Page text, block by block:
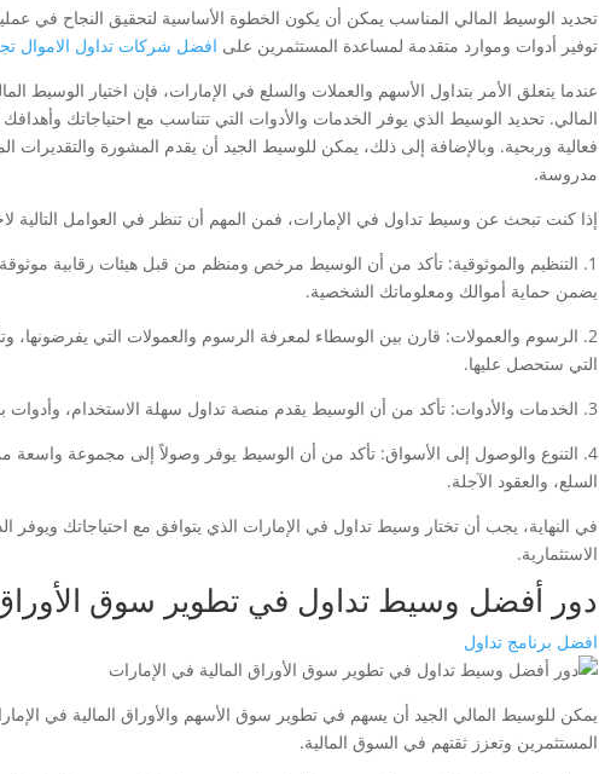
تحديد الوسيط المالي المناسب يمكن أن يكون الخطوة الأساسية لتحقيق النجاح في
توفير أدوات وموارد متقدمة لمساعدة المستثمرين على افضل شركات تداول الاموال
عندما يتعلق الأمر بتداول الأسهم والعملات والسلع في الإمارات، فإن اختيار الوسيط
المالي. تحديد الوسيط الذي يوفر الخدمات والأدوات التي تتناسب مع احتياجاتك
فعالية وربحية. وبالإضافة إلى ذلك، يمكن للوسيط الجيد أن يقدم المشورة والتقديرات
مدروسة.
إذا كنت تبحث عن وسيط تداول في الإمارات، فمن المهم أن تنظر في العوامل التالية
1. التنظيم والموثوقية: تأكد من أن الوسيط مرخص ومنظم من قبل هيئات رقابية
يضمن حماية أموالك ومعلوماتك الشخصية.
2. الرسوم والعمولات: قارن بين الوسطاء لمعرفة الرسوم والعمولات التي يفرضونها،
التي ستحصل عليها.
3. الخدمات والأدوات: تأكد من أن الوسيط يقدم منصة تداول سهلة الاستخدام، وأدوات بحث وتحليل قوية، ودعم عملاء ممتاز.
4. التنوع والوصول إلى الأسواق: تأكد من أن الوسيط يوفر وصولاً إلى مجموعة واسعة
السلع، والعقود الآجلة.
في النهاية، يجب أن تختار وسيط تداول في الإمارات الذي يتوافق مع احتياجاتك ويوفر
الاستثمارية.
دور أفضل وسيط تداول في تطوير سوق الأوراق
افضل برنامج تداول
يمكن للوسيط المالي الجيد أن يسهم في تطوير سوق الأسهم والأوراق المالية في
المستثمرين وتعزز ثقتهم في السوق المالية.